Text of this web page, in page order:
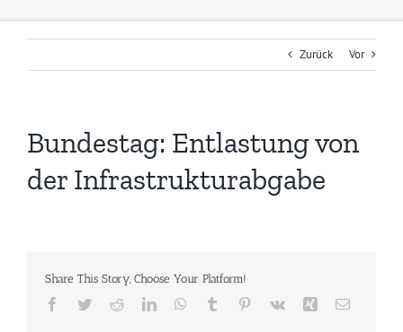
Zurück Vor
Bundestag: Entlastung von
der Infrastrukturabgabe
Share This Story, Choose Your Platform!
Facebook
TwitterRedditLinkedInWhatsApp
Tumblr Pinterest
Vk Xing E-